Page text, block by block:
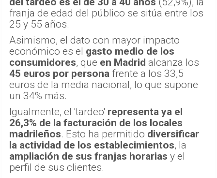
franja de edad del público se sitúa entre los
25 y 55 años.
Asimismo, el dato con mayor impacto
económico es el gasto medio de los
consumidores, que en Madrid alcanza los
45 euros por persona frente a los 33,5
euros de la media nacional, lo que supone
un 34% más.
Igualmente, el 'tardeo' representa ya el
26,3% de la facturación de los locales
madrileños. Esto ha permitido diversificar
la actividad de los establecimientos, la
ampliación de sus franjas horarias y el
perfil de sus clientes.